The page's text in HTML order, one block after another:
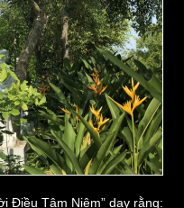
Điều Tâm Niệm” dạy rằng: